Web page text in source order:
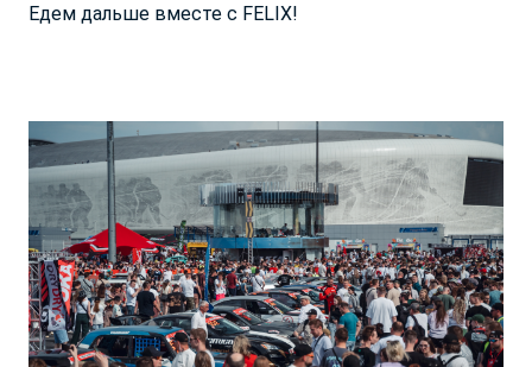
Едем дальше вместе с FELIX!
Выбор региона